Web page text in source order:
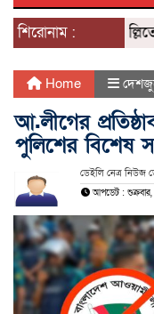
শিরোনাম : দিল্লিতে
Home
আ.লীগের
পুলিশের বিশেষ
ডেইলি নেত্র নিউজ
আপডেট :